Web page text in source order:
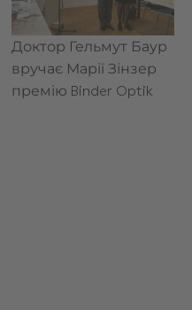
Доктор Гельмут Баур
вручає Марії Зінзер
премію Binder Optik